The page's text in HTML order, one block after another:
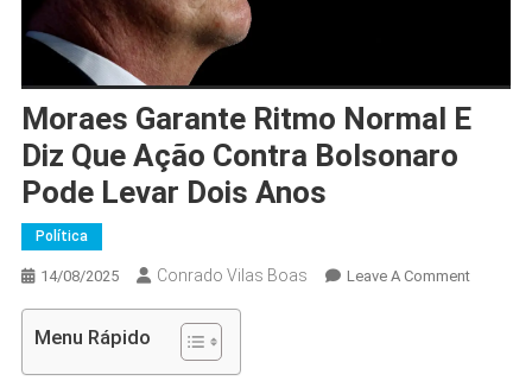
Moraes Garante Ritmo Normal E
Diz Que Ação Contra Bolsonaro
Pode Levar Dois Anos
Política
14/08/2025 Conrado Vilas Boas Leave A CommentOn
Menu Rápido